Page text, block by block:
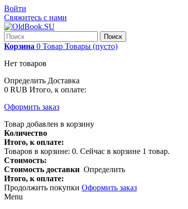
Войти
Свяжитесь с нами
Поиск
Корзина 0 Товар Товары (пусто)
Нет товаров
Определить Доставка
0 RUB Итого, к оплате:
Оформить заказ
Товар добавлен в корзину
Количество
Итого, к оплате:
Товаров в корзине: 0. Сейчас в корзине 1 товар.
Стоимость:
Стоимость доставки Определить
Итого, к оплате:
Продолжить покупки Оформить заказ
Menu